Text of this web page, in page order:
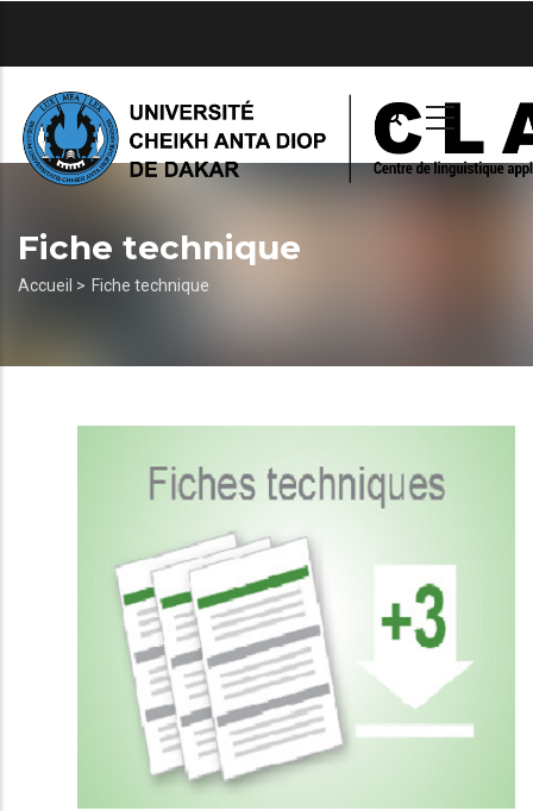
principal
Fiche technique
Fil
Accueil > Fiche technique